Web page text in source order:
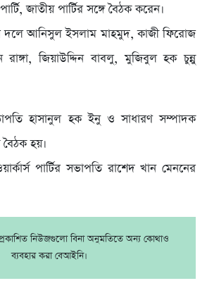
জাতীয় পার্টির সঙ্গে বৈঠক করেন।
দলে আনিসুল ইসলাম মাহমুদ, কাজী ফিরোজ
জিয়াউদ্দিন বাবলু, মুজিবুল হক চুন্নু
হাসানুল হক ইনু ও সাধারণ সম্পাদক
হয়।
পার্টির সভাপতি রাশেদ খান মেননের
নিউজগুলো বিনা অনুমতিতে অন্য কোথাও
ব্যবহার করা বেআইনি।